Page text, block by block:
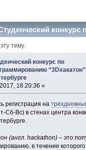
конкурс
раз)
тему.
конкурс по
18:20:36 »
регистрация на
Сб-Вс) в стенах центра
(англ. hackathon)– это
в течение